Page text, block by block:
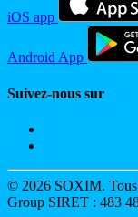
iOS app
Android App
Suivez-nous sur
© 2026 SOXIM. Tous
Group SIRET : 483